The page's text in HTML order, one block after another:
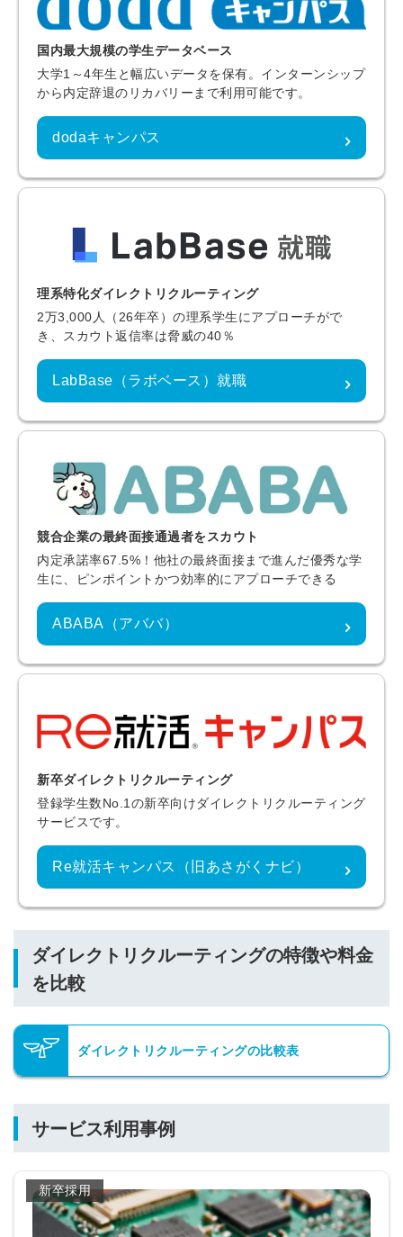
国内最大規模の学生データベース
大学1～4年生と幅広いデータを保有。インターンシップ
から内定辞退のリカバリーまで利用可能です。
dodaキャンパス
理系特化ダイレクトリクルーティング
2万3,000人（26年卒）の理系学生にアプローチがで
き、スカウト返信率は脅威の40％
LabBase（ラボベース）就職
競合企業の最終面接通過者をスカウト
内定承諾率67.5%！他社の最終面接まで進んだ優秀な学
生に、ピンポイントかつ効率的にアプローチできる
ABABA（アババ）
新卒ダイレクトリクルーティング
登録学生数No.1の新卒向けダイレクトリクルーティング
サービスです。
Re就活キャンパス（旧あさがくナビ）
ダイレクトリクルーティングの特徴や料金
を比較
ダイレクトリクルーティングの比較表
サービス利用事例
新卒採用